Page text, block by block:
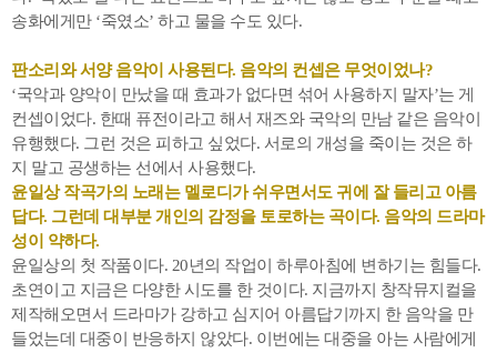
송화에게만 ‘죽였소’ 하고 물을 수도 있다.
판소리와 서양 음악이 사용된다. 음악의 컨셉은 무엇이었나?
‘국악과 양악이 만났을 때 효과가 없다면 섞어 사용하지 말자’는 게
컨셉이었다. 한때 퓨전이라고 해서 재즈와 국악의 만남 같은 음악이
유행했다. 그런 것은 피하고 싶었다. 서로의 개성을 죽이는 것은 하
지 말고 공생하는 선에서 사용했다.
윤일상 작곡가의 노래는 멜로디가 쉬우면서도 귀에 잘 들리고 아름
답다. 그런데 대부분 개인의 감정을 토로하는 곡이다. 음악의 드라마
성이 약하다.
윤일상의 첫 작품이다. 20년의 작업이 하루아침에 변하기는 힘들다.
초연이고 지금은 다양한 시도를 한 것이다. 지금까지 창작뮤지컬을
제작해오면서 드라마가 강하고 심지어 아름답기까지 한 음악을 만
들었는데 대중이 반응하지 않았다. 이번에는 대중을 아는 사람에게